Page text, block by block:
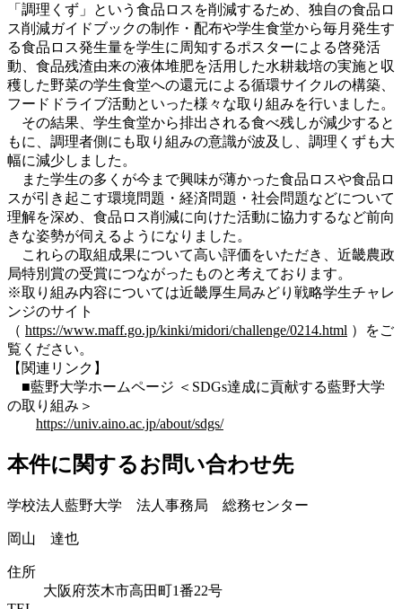
「調理くず」という食品ロスを削減するため、独自の食品ロ
ス削減ガイドブックの制作・配布や学生食堂から毎月発生す
る食品ロス発生量を学生に周知するポスターによる啓発活
動、食品残渣由来の液体堆肥を活用した水耕栽培の実施と収
穫した野菜の学生食堂への還元による循環サイクルの構築、
フードドライブ活動といった様々な取り組みを行いました。
その結果、学生食堂から排出される食べ残しが減少すると
もに、調理者側にも取り組みの意識が波及し、調理くずも大
幅に減少しました。
また学生の多くが今まで興味が薄かった食品ロスや食品ロ
スが引き起こす環境問題・経済問題・社会問題などについて
理解を深め、食品ロス削減に向けた活動に協力するなど前向
きな姿勢が伺えるようになりました。
これらの取組成果について高い評価をいただき、近畿農政
局特別賞の受賞につながったものと考えております。
※取り組み内容については近畿厚生局みどり戦略学生チャレ
ンジのサイト
（ https://www.maff.go.jp/kinki/midori/challenge/0214.html ）をご
覧ください。
【関連リンク】
■藍野大学ホームページ ＜ SDGs達成に貢献する藍野大学
の取り組み＞
https://univ.aino.ac.jp/about/sdgs/
本件に関するお問い合わせ先
学校法人藍野大学 法人事務局 総務センター
岡山 達也
住所
大阪府茨木市高田町1番22号